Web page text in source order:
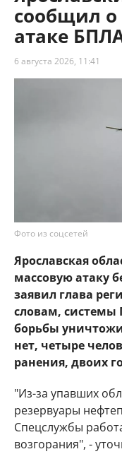
сообщил о
атаке
6 августа 2026, 11:41
Фото из соцсетей
Ярославская
массовую атаку
заявил глава
словам, системы
борьбы
нет, четыре
ранения, двоих
"Из-за упавших
резервуары
Спецслужбы
возгорания", -